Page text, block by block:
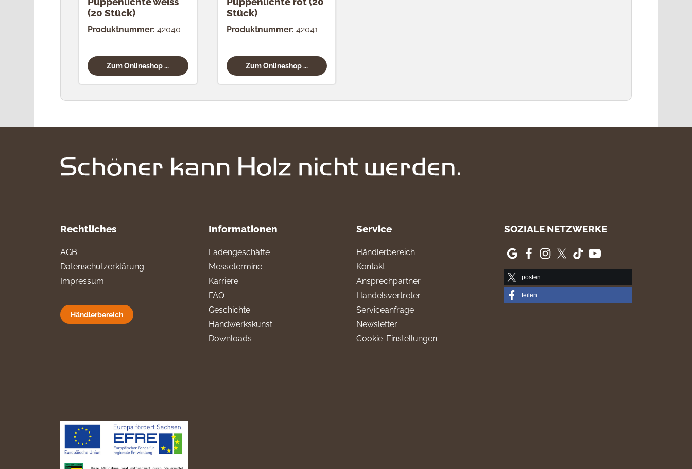
(20 Stück)
Produktnummer: 42040
Zum Onlineshop ...
Stück)
Produktnummer: 42041
Zum Onlineshop ...
Rechtliches
AGB
Datenschutzerklärung
Impressum
Händlerbereich
Informationen
Ladengeschäfte
Messetermine
Karriere
FAQ
Geschichte
Handwerkskunst
Downloads
Service
Händlerbereich
Kontakt
Ansprechpartner
Handelsvertreter
Serviceanfrage
Newsletter
Cookie-Einstellungen
SOZIALE NETZWERKE
posten
teilen